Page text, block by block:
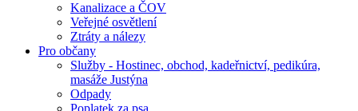
Kanalizace a ČOV
Veřejné osvětlení
Ztráty a nálezy
Pro občany
Služby - Hostinec, obchod, kadeřnictví, pedikúra,
masáže Justýna
Odpady
Poplatek za psa